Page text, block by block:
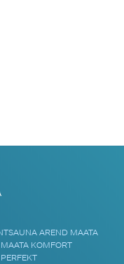
AREND MAATA
KOMFORT